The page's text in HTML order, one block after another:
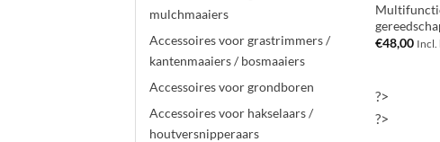
mulchmaaiers
Accessoires voor grastrimmers /
kantenmaaiers / bosmaaiers
Accessoires voor grondboren
Accessoires voor hakselaars /
houtversnipperaars
€48,00 Incl.
?>
?>